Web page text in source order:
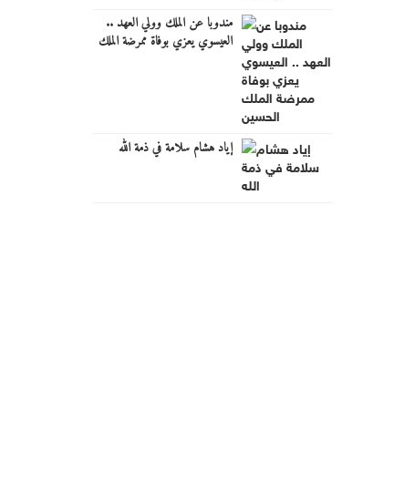
مندوبا عن الملك وولي العهد ..
العيسوي يعزي بوفاة ممرضة الملك
إياد هشام سلامة في ذمة الله